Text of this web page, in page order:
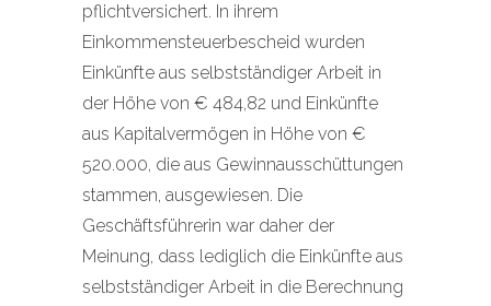
pflichtversichert. In ihrem
Einkommensteuerbescheid wurden
Einkünfte aus selbstständiger Arbeit in
der Höhe von € 484,82 und Einkünfte
aus Kapitalvermögen in Höhe von €
520.000, die aus Gewinnausschüttungen
stammen, ausgewiesen. Die
Geschäftsführerin war daher der
Meinung, dass lediglich die Einkünfte aus
selbstständiger Arbeit in die Berechnung